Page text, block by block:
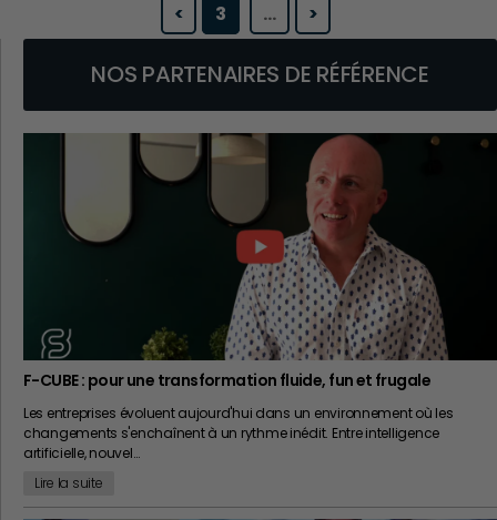
< 3 … >
NOS PARTENAIRES DE RÉFÉRENCE
F-CUBE : pour une transformation fluide, fun et frugale
Les entreprises évoluent aujourd'hui dans un environnement où les
changements s'enchaînent à un rythme inédit. Entre intelligence
artificielle, nouvel…
Lire la suite